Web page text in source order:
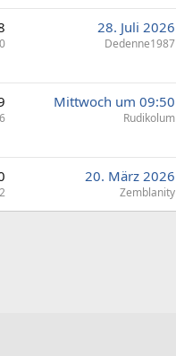
28. Juli 2026
Dedenne1987
Mittwoch um 09:50
Rudikolum
20. März 2026
Zemblanity